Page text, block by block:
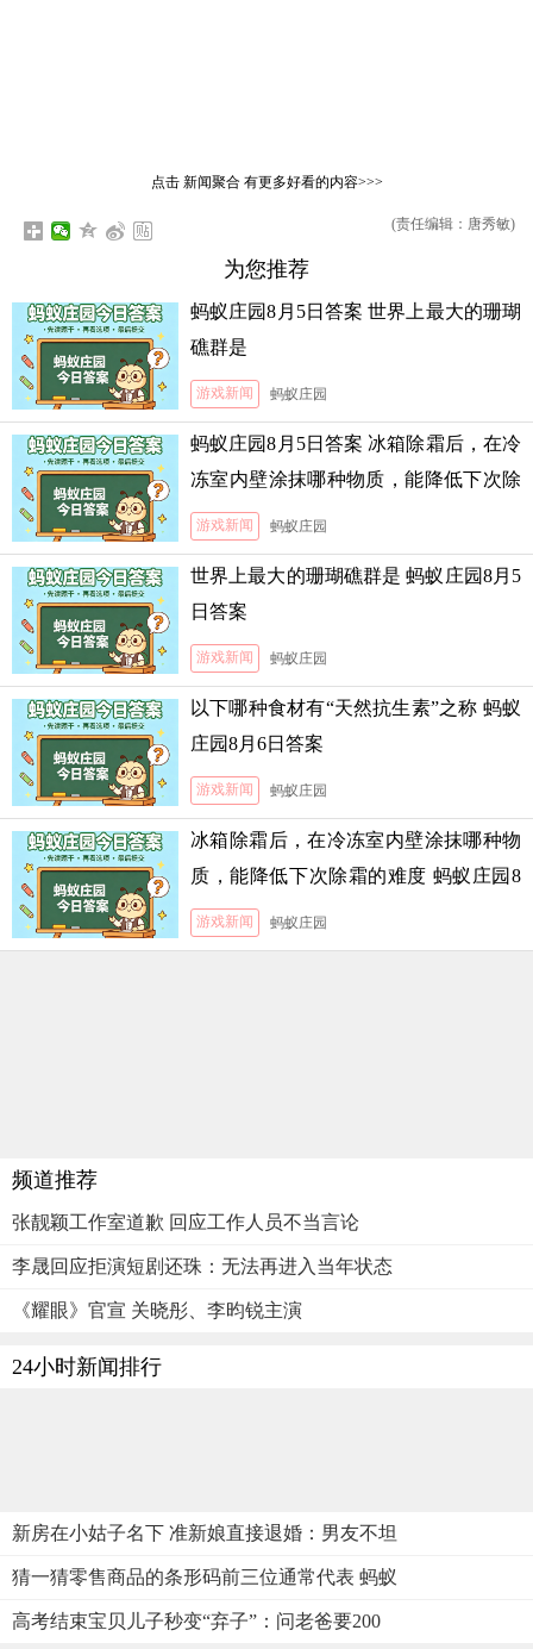
点击 新闻聚合有更多好看的内容>>>
(责任编辑：唐秀敏)
为您推荐
蚂蚁庄园8月5日答案 世界上最大的珊瑚
礁群是
游戏新闻 蚂蚁庄园
蚂蚁庄园8月5日答案 冰箱除霜后，在冷
冻室内壁涂抹哪种物质，能降低下次除
霜的难度
游戏新闻 蚂蚁庄园
世界上最大的珊瑚礁群是 蚂蚁庄园8月5
日答案
游戏新闻 蚂蚁庄园
以下哪种食材有“天然抗生素”之称 蚂蚁
庄园8月6日答案
游戏新闻 蚂蚁庄园
冰箱除霜后，在冷冻室内壁涂抹哪种物
质，能降低下次除霜的难度 蚂蚁庄园8
月5日答案
游戏新闻 蚂蚁庄园
频道推荐
张靓颖工作室道歉 回应工作人员不当言论
李晟回应拒演短剧还珠：无法再进入当年状态
《耀眼》官宣 关晓彤、李昀锐主演
24小时新闻排行
新房在小姑子名下 准新娘直接退婚：男友不坦
猜一猜零售商品的条形码前三位通常代表 蚂蚁
高考结束宝贝儿子秒变“弃子”：问老爸要200